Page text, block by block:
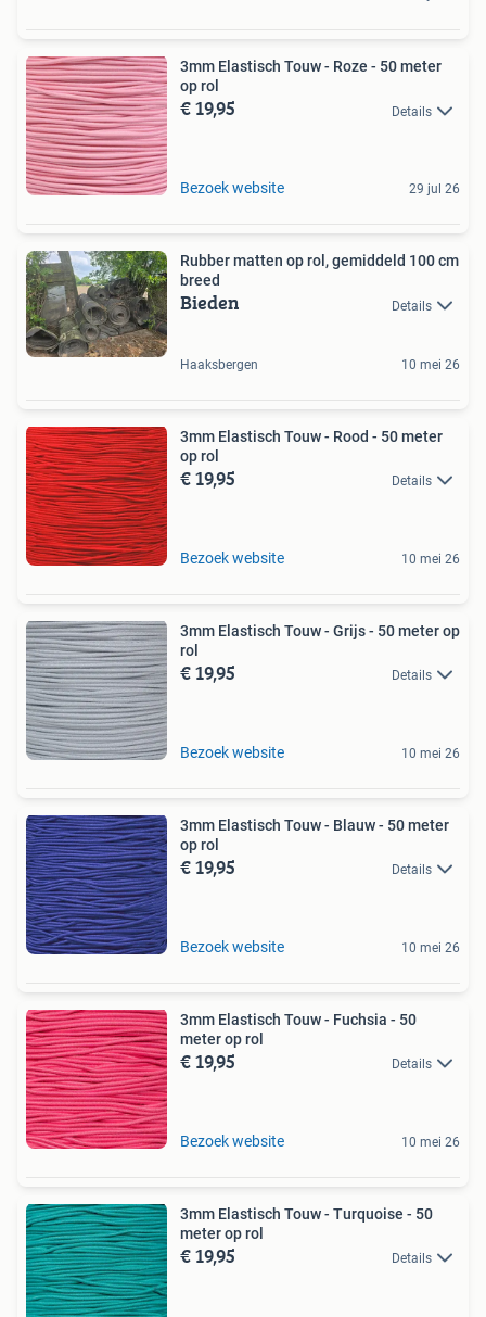
3mm Elastisch Touw - Roze - 50 meter
op rol
€ 19,95 Details
Bezoek website 29 jul 26
Rubber matten op rol, gemiddeld 100 cm
breed
Bieden Details
Haaksbergen 10 mei 26
3mm Elastisch Touw - Rood - 50 meter
op rol
€ 19,95 Details
Bezoek website 10 mei 26
3mm Elastisch Touw - Grijs - 50 meter op
rol
€ 19,95 Details
Bezoek website 10 mei 26
3mm Elastisch Touw - Blauw - 50 meter
op rol
€ 19,95 Details
Bezoek website 10 mei 26
3mm Elastisch Touw - Fuchsia - 50
meter op rol
€ 19,95 Details
Bezoek website 10 mei 26
3mm Elastisch Touw - Turquoise - 50
meter op rol
€ 19,95 Details